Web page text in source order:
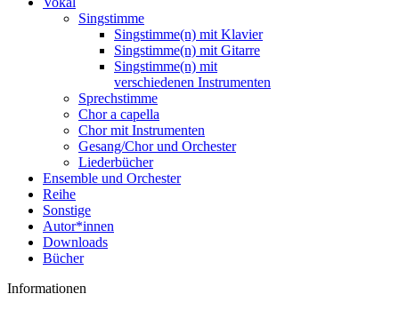
Singstimme
Singstimme(n) mit Klavier
Singstimme(n) mit Gitarre
Singstimme(n) mit
verschiedenen Instrumenten
Sprechstimme
Chor a capella
Chor mit Instrumenten
Gesang/Chor und Orchester
Liederbücher
Ensemble und Orchester
Reihe
Sonstige
Autor*innen
Downloads
Bücher
Informationen